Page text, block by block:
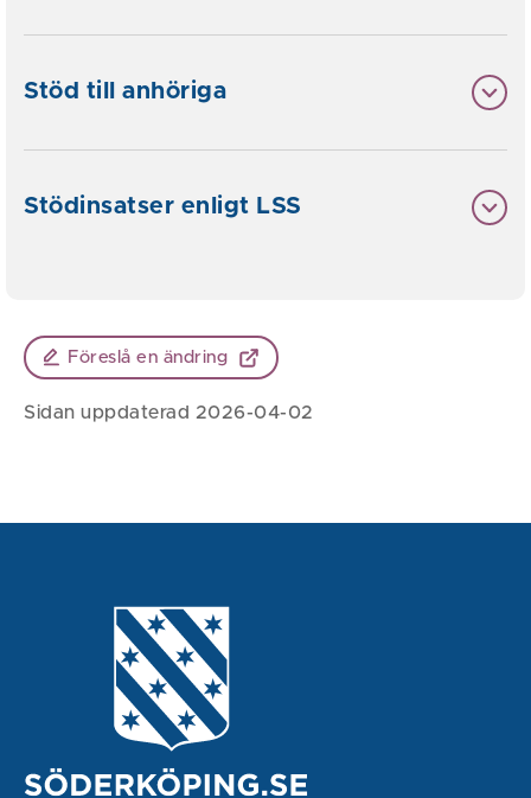
Stöd till anhöriga
Stödinsatser enligt LSS
Föreslå en ändring
Sidan uppdaterad 2026-04-02